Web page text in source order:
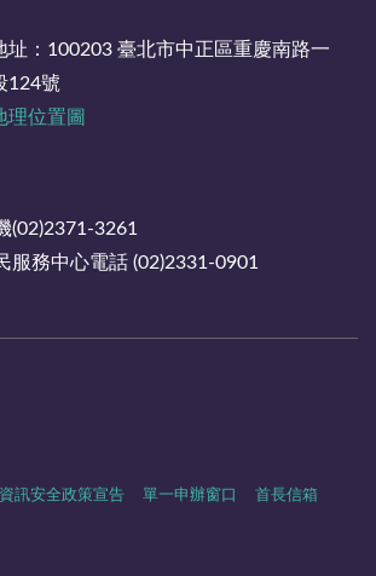
址：100203 臺北市中正區重慶南路一
124號
理位置圖
(02)2371-3261
服務中心電話 (02)2331-0901
資訊安全政策宣告 單一申辦窗口 首長信箱